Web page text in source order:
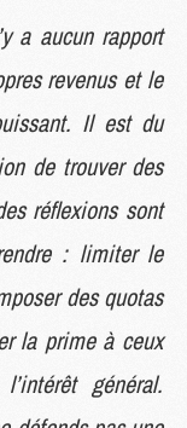
a aucun rapport
revenus et le
Il est du
de trouver des
réflexions sont
: limiter le
des quotas
la prime à ceux
général.